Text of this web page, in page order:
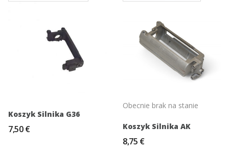
Koszyk Silnika G36
7,50 €
Obecnie brak na stanie
Koszyk Silnika AK
8,75 €